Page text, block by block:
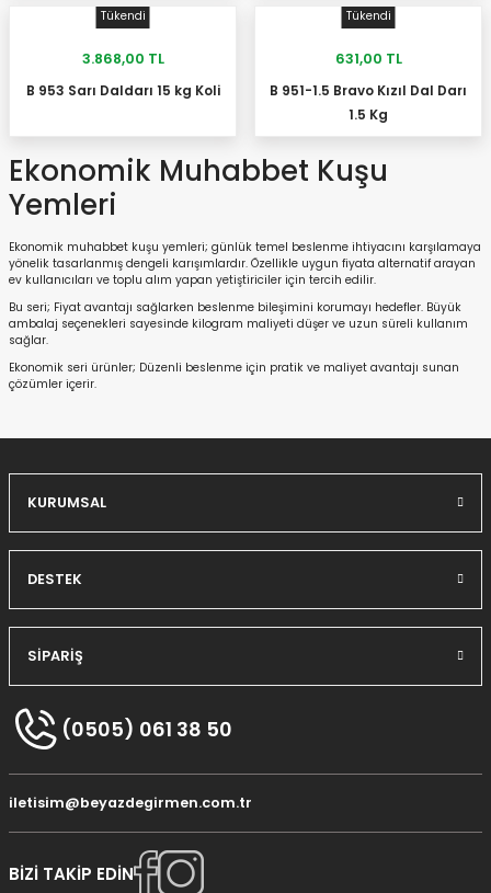
Tükendi
3.868,00 TL
B 953 Sarı Daldarı 15 kg Koli
STOKTA YOK
Tükendi
631,00 TL
B 951-1.5 Bravo Kızıl Dal Darı
1.5 Kg
STOKTA YOK
Ekonomik Muhabbet Kuşu
Yemleri
Ekonomik muhabbet kuşu yemleri; günlük temel beslenme ihtiyacını karşılamaya
yönelik tasarlanmış dengeli karışımlardır. Özellikle uygun fiyata alternatif arayan
ev kullanıcıları ve toplu alım yapan yetiştiriciler için tercih edilir.
Bu seri; Fiyat avantajı sağlarken beslenme bileşimini korumayı hedefler. Büyük
ambalaj seçenekleri sayesinde kilogram maliyeti düşer ve uzun süreli kullanım
sağlar.
Ekonomik seri ürünler; Düzenli beslenme için pratik ve maliyet avantajı sunan
çözümler içerir.
KURUMSAL
DESTEK
SİPARİŞ
(0505) 061 38 50
iletisim@beyazdegirmen.com.tr
BİZİ TAKİP EDİN